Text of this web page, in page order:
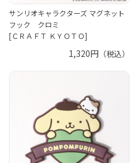
サンリオキャラクターズ マグネット
フック クロミ
[ＣＲＡＦＴ ＫＹＯＴＯ]
1,320円（税込）